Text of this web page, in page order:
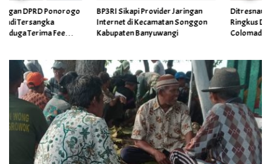
BP3RI Sikapi Provider Jaringan
Internet di Kecamatan Songgon
Kabupaten Banyuwangi
Ditresnarkoba Polda Jateng
Ringkus Dua Pengedar Sabu di
Colomadu, 23 Paket Narkotika